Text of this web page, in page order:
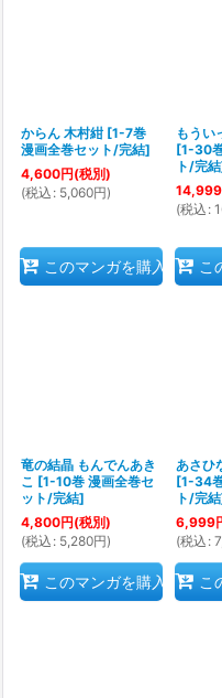
からん 木村紺 [1-7巻
漫画全巻セット/完結]
4,600円(税別)
(税込 : 5,060円)
このマンガを購入
もうい
[1-30
ト/完結
14,999
(税込 :
こ
竜の結晶 もんでんあき
こ [1-10巻 漫画全巻セ
ット/完結]
4,800円(税別)
(税込 : 5,280円)
このマンガを購入
あさひ
[1-34
ト/完結
6,999
(税込 :
こ